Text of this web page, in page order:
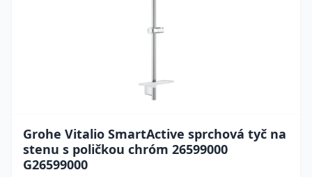
Grohe Vitalio SmartActive sprchová tyč na
stenu s poličkou chróm 26599000
G26599000